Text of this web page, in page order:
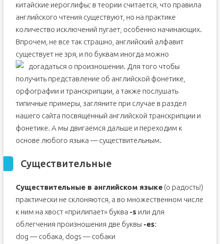
китайские иероглифы; в теории считается, что правила
английского чтения существуют, но на практике
количество исключений пугает, особенно начинающих.
Впрочем, не все так страшно, английский алфавит
существует не зря, и по буквам иногда можно
догадаться о произношении. Для того чтобы
получить представление об английской фонетике,
орфографии и транскрипции, а также послушать
типичные примеры, загляните при случае в раздел
нашего сайта посвящённый английской транскрипции и
фонетике. А мы двигаемся дальше и переходим к
основе любого языка — существительным.
Существительные
Существительные в английском языке(о радость!)
практически не склоняются, а во множественном числе
к ним на хвост «прилипает» буква -s или для
облегчения произношения две буквы -es:
dog — собака, dogs — собаки